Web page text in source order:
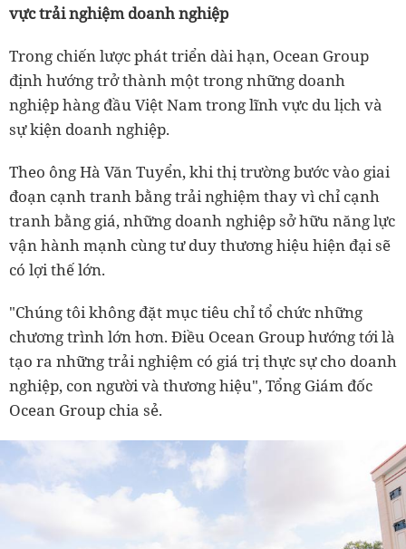
vực trải nghiệm doanh nghiệp
Trong chiến lược phát triển dài hạn, Ocean Group
định hướng trở thành một trong những doanh
nghiệp hàng đầu Việt Nam trong lĩnh vực du lịch và
sự kiện doanh nghiệp.
Theo ông Hà Văn Tuyển, khi thị trường bước vào giai
đoạn cạnh tranh bằng trải nghiệm thay vì chỉ cạnh
tranh bằng giá, những doanh nghiệp sở hữu năng lực
vận hành mạnh cùng tư duy thương hiệu hiện đại sẽ
có lợi thế lớn.
"Chúng tôi không đặt mục tiêu chỉ tổ chức những
chương trình lớn hơn. Điều Ocean Group hướng tới là
tạo ra những trải nghiệm có giá trị thực sự cho doanh
nghiệp, con người và thương hiệu", Tổng Giám đốc
Ocean Group chia sẻ.